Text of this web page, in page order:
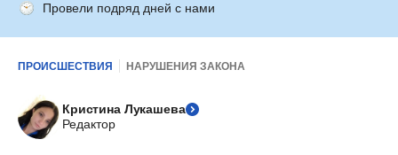
Провели подряд дней с нами
ПРОИСШЕСТВИЯ НАРУШЕНИЯ ЗАКОНА
Кристина Лукашева
Редактор